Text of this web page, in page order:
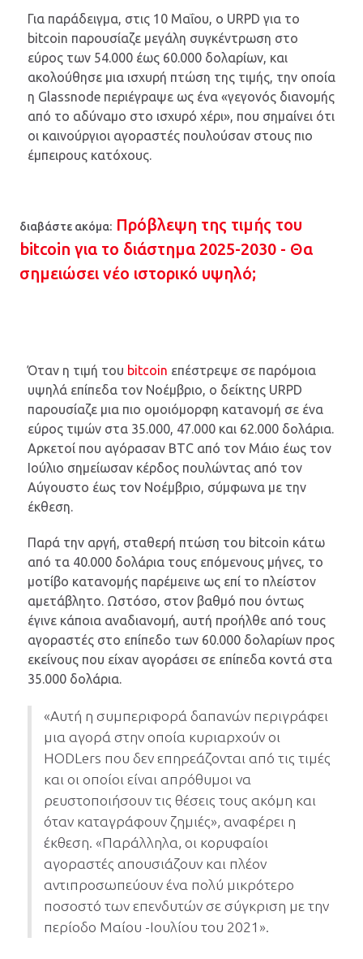
Για παράδειγμα, στις 10 Μαΐου, ο URPD για το
bitcoin παρουσίαζε μεγάλη συγκέντρωση στο
εύρος των 54.000 έως 60.000 δολαρίων, και
ακολούθησε μια ισχυρή πτώση της τιμής, την οποία
η Glassnode περιέγραψε ως ένα «γεγονός διανομής
από το αδύναμο στο ισχυρό χέρι», που σημαίνει ότι
οι καινούργιοι αγοραστές πουλούσαν στους πιο
έμπειρους κατόχους.
διαβάστε ακόμα: Πρόβλεψη της τιμής του
bitcoin για το διάστημα 2025-2030 - Θα
σημειώσει νέο ιστορικό υψηλό;
Όταν η τιμή του bitcoin επέστρεψε σε παρόμοια
υψηλά επίπεδα τον Νοέμβριο, ο δείκτης URPD
παρουσίαζε μια πιο ομοιόμορφη κατανομή σε ένα
εύρος τιμών στα 35.000, 47.000 και 62.000 δολάρια.
Αρκετοί που αγόρασαν BTC από τον Μάιο έως τον
Ιούλιο σημείωσαν κέρδος πουλώντας από τον
Αύγουστο έως τον Νοέμβριο, σύμφωνα με την
έκθεση.
Παρά την αργή, σταθερή πτώση του bitcoin κάτω
από τα 40.000 δολάρια τους επόμενους μήνες, το
μοτίβο κατανομής παρέμεινε ως επί το πλείστον
αμετάβλητο. Ωστόσο, στον βαθμό που όντως
έγινε κάποια αναδιανομή, αυτή προήλθε από τους
αγοραστές στο επίπεδο των 60.000 δολαρίων προς
εκείνους που είχαν αγοράσει σε επίπεδα κοντά στα
35.000 δολάρια.
«Αυτή η συμπεριφορά δαπανών περιγράφει
μια αγορά στην οποία κυριαρχούν οι
HODLers που δεν επηρεάζονται από τις τιμές
και οι οποίοι είναι απρόθυμοι να
ρευστοποιήσουν τις θέσεις τους ακόμη και
όταν καταγράφουν ζημιές», αναφέρει η
έκθεση. «Παράλληλα, οι κορυφαίοι
αγοραστές απουσιάζουν και πλέον
αντιπροσωπεύουν ένα πολύ μικρότερο
ποσοστό των επενδυτών σε σύγκριση με την
περίοδο Μαίου -Ιουλίου του 2021».